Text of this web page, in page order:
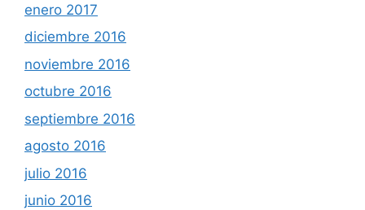
enero 2017
diciembre 2016
noviembre 2016
octubre 2016
septiembre 2016
agosto 2016
julio 2016
junio 2016